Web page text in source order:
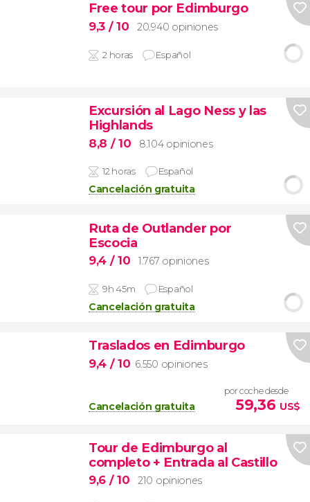
Free tour por Edimburgo
9,3 / 10 20.940 opiniones
2 horas Español
Excursión al Lago Ness y las
Highlands
8,8 / 10 8.104 opiniones
12 horas Español
Cancelación gratuita
Ruta de Outlander por
Escocia
9,4 / 10 1.767 opiniones
9h 45m Español
Cancelación gratuita
Traslados en Edimburgo
9,4 / 10 6.550 opiniones
Cancelación gratuita
por coche desde
59,36 US$
Tour de Edimburgo al
completo + Entrada al Castillo
9,6 / 10 210 opiniones